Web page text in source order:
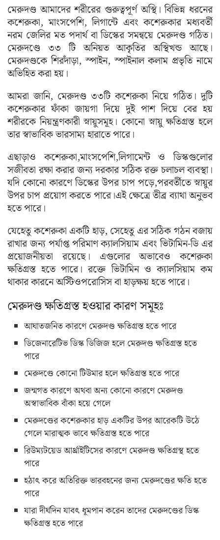
মেরুদণ্ড আমাদের শরীরের গুরুত্বপূর্ণ অস্থি। বিভিন্ন ধরনের
কশেরুকা, মাংসপেশি, লিগান্টে এবং কশেরুকার মধ্যবর্তী
নরম জেলির মত পদার্থ বা ডিস্কের সমন্বয়ে মেরুদণ্ড গঠিত।
মেরুদণ্ডে ৩৩ টি অনিয়ত আকৃতির অস্থিখন্ড আছে।
মেরুদণ্ডকে শিরদাঁড়া, স্পাইন, স্পাইনাল কলাম প্রভৃতি নামে
অভিহিত করা হয়।
আমরা জানি, মেরুদণ্ড ৩৩টি কশেরুকা নিয়ে গঠিত। দুটি
কশেরুকার ফাঁকা জায়গা দিয়ে দুই পাশ দিয়ে বের হয়
শরীরকে নিয়ন্ত্রণকারী স্নায়ুসমূহ। কোনো স্নায়ু ক্ষতিগ্রস্ত হলে
তার স্বাভাবিক ভারসাম্য হারাতে পারে।
এছাড়াও কশেরুকা,মাংসপেশি,লিগামেন্ট ও ডিস্কগুলোর
সজীবতা রক্ষা করার জন্য দরকার সঠিক রক্ত চলাচল ব্যবস্থা।
যদি কোনো কারণে ডিস্কের উপর চাপ পড়ে,পরবর্তীতে স্নায়ুর
উপর চাপ প্রয়োগ করতে পারে।এই ক্ষেত্রে তীব্র ব্যাথা অনুভব
হতে পারে।
যেহেতু কশেরুকা একটি হাড়, সেহেতু এর সঠিক গঠন বজায়
রাখার জন্য পর্যাপ্ত পরিমাণ ক্যালসিয়াম এবং ভিটামিন-ডি এর
প্রয়োজনীয়তা রয়েছে। এগুলোর অভাবেও কশেরুকা
ক্ষতিগ্রস্ত হতে পারে। রক্তে ভিটামিন ও ক্যালসিয়াম কম
থাকার কারনে অস্টিওপরোসিস বা হাড়ক্ষয় হতে পারে।
মেরুদণ্ড ক্ষতিগ্রস্ত হওয়ার কারণ সমূহঃ
আঘাতজনিত কারণে মেরুদণ্ড ক্ষতিগ্রস্ত হতে পারে
ডিজেনারেটিভ ডিস্ক ডিজিজ হলে মেরুদণ্ড ক্ষতিগ্রস্ত হতে
পারে
মেরুদণ্ডে কোনো টিউমার হলে ক্ষতিগ্রস্ত হতে পারে
জন্মগত কারণে অথবা অন্য কোনো কারণে মেরুদণ্ড
অস্বাভাবিক বাঁকা হয়ে গেলে
মেরুদণ্ডের কশেরুকার হাড় একটির উপর আরেকটি উঠে
গেলে মারাত্মক ভাবে ক্ষতিগ্রস্ত হতে পারে
রিউম্যটয়েড আর্থ্রাইটিসের কারণে মেরুদণ্ড ক্ষতিগ্রস্থ হতে
পারে
হঠাৎ করে অতিরিক্ত ভারবহনের জন্য মেরুদণ্ডের ক্ষতি হতে
পারে
যারা দীর্ঘদিন যাবৎ ধূমপান করেন তাদের মেরুদণ্ডের ডিস্ক
ক্ষতিগ্রস্ত হতে পারে